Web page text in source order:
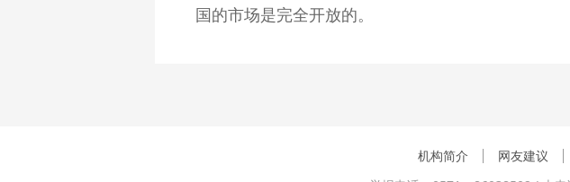
国的市场是完全开放的。
机构简介 网友建议